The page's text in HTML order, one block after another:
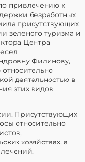
привлечению к
безработных
присутствующих
зеленого туризма и
Центра
Филинову,
деятельностью в
этих видов
Присутствующих
относительно
хозяйствах, а